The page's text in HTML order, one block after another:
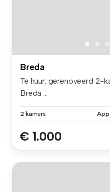
Breda
Te huur: gerenoveerd 2-
Breda ...
2 kamers
€ 1.000